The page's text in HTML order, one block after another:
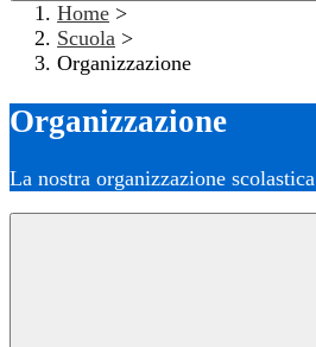
Home >
Scuola >
Organizzazione
Organizzazione
La nostra organizzazione scolastica